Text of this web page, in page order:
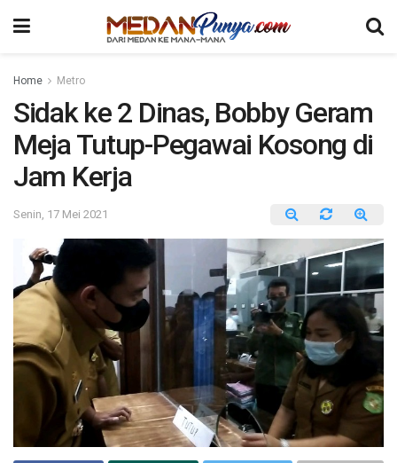
Home Metro
Sidak ke 2 Dinas, Bobby Geram
Meja Tutup-Pegawai Kosong di
Jam Kerja
Senin, 17 Mei 2021